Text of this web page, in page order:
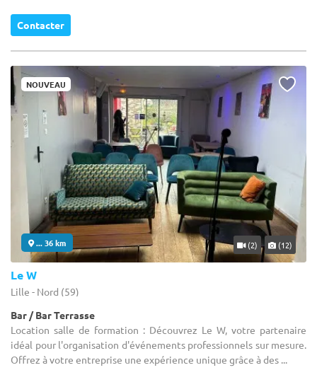
Contacter
NOUVEAU
... 36 km (2) (12)
Le W
Lille - Nord (59)
Bar / Bar Terrasse
Location salle de formation : Découvrez Le W, votre partenaire
idéal pour l'organisation d'événements professionnels sur mesure.
Offrez à votre entreprise une expérience unique grâce à des ...